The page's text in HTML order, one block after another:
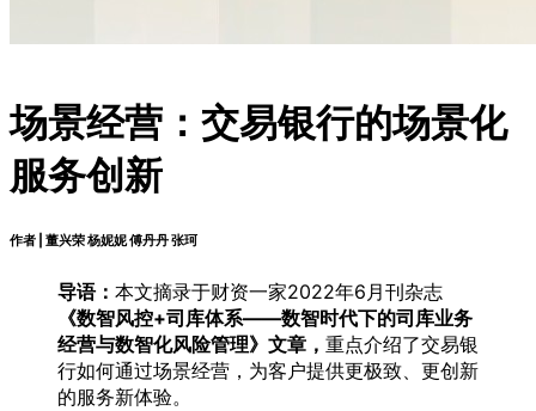
场景经营：交易银行的场景化
服务创新
作者 | 董兴荣 杨妮妮 傅丹丹 张珂
导语： 本文摘录于财资一家2022年6月刊杂志
《数智风控+司库体系——数智时代下的司库业务
经营与数智化风险管理》文章， 重点介绍了交易银
行如何通过场景经营，为客户提供更极致、更创新
的服务新体验。